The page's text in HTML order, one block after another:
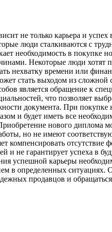
не только карьера и
люди сталкиваются с
необходимость в покупке
Некоторые люди хотят
нехватку времени или
стать выходом из сложной
является обращение к
что позволяет
документа. При
и будет иметь все
нового диплома
но не имеют
компенсировать отсутствие
и не гарантирует успеха в
успешной карьеры
в определенных ситуациях.
продавцов и